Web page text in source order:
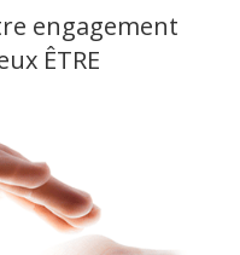
engagement
ÊTRE